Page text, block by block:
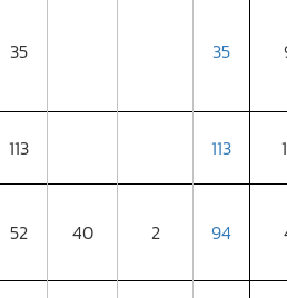
35 35
113 113
52 40 2 94